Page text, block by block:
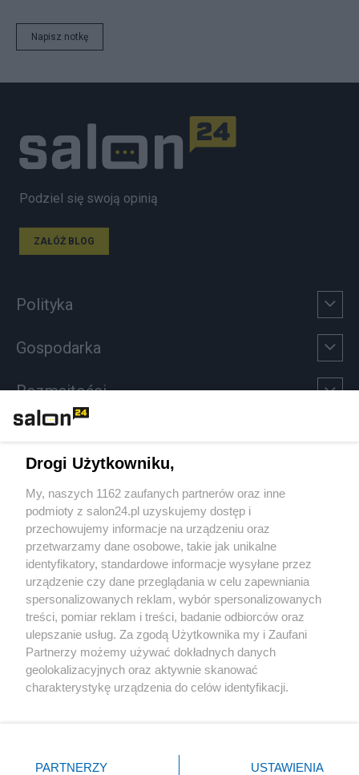
Napisz notkę
Podziel się swoją opinią
ZAŁÓŻ BLOG
Polityka
Gospodarka
Rozmaitości
Sport
Społeczeństwo
Kultura
X Facebook Instagram Youtube
Drogi Użytkowniku,
My, naszych 1162 zaufanych partnerów oraz inne
podmioty z salon24.pl uzyskujemy dostęp i
przechowujemy informacje na urządzeniu oraz
przetwarzamy dane osobowe, takie jak unikalne
identyfikatory, standardowe informacje wysyłane przez
urządzenie czy dane przeglądania w celu zapewniania
spersonalizowanych reklam, wybór spersonalizowanych
treści, pomiar reklam i treści, badanie odbiorców oraz
ulepszanie usług. Za zgodą Użytkownika my i Zaufani
Partnerzy możemy używać dokładnych danych
geolokalizacyjnych oraz aktywnie skanować
charakterystykę urządzenia do celów identyfikacji.
zmienić/wycofać klikając przycisk ustawień prywatności
PARTNERZY USTAWIENIA